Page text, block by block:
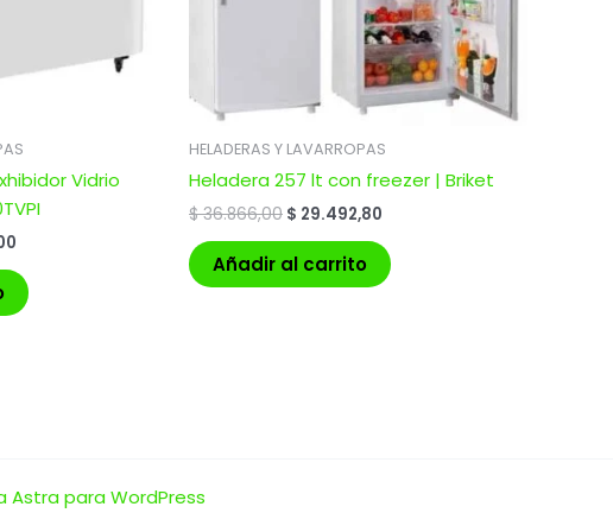
Vidrio
HELADERAS Y LAVARROPAS
Heladera 257 lt con freezer | Briket
$36.866,00 $ 29.492,80
Añadir al carrito
Astra para WordPress